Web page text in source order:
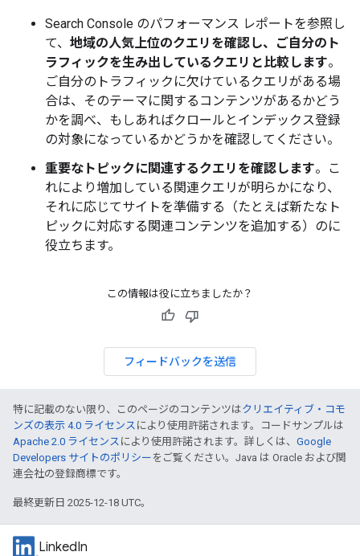
Search Console のパフォーマンス レポートを参照し
て、 地域の人気上位のクエリを確認し、ご自分のト
ラフィックを生み出しているクエリと比較します。
ご自分のトラフィックに欠けているクエリがある場
合は、そのテーマに関するコンテンツがあるかどう
かを調べ、もしあればクロールとインデックス登録
の対象になっているかどうかを確認してください。
重要なトピックに関連するクエリを確認します。こ
れにより増加している関連クエリが明らかになり、
それに応じてサイトを準備する（たとえば新たなト
ピックに対応する関連コンテンツを追加する）のに
役立ちます。
この情報は役に立ちましたか？
フィードバックを送信
特に記載のない限り、このページのコンテンツはクリエイティブ・コモ
ンズの表示 4.0 ライセンス により使用許諾されます。コードサンプルは
Apache 2.0 ライセンス により使用許諾されます。詳しくは、 Google
Developers サイトのポリシー をご覧ください。Java は Oracle および関
連会社の登録商標です。
最終更新日 2025-12-18 UTC。
LinkedIn